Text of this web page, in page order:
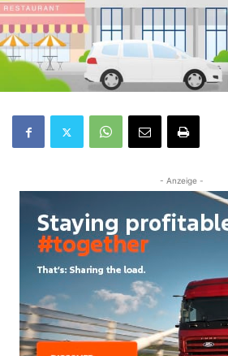
- Anzeige -